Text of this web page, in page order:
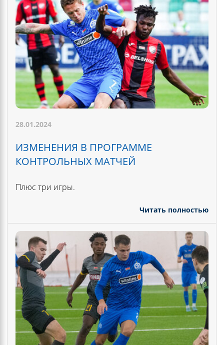
28.01.2024
ИЗМЕНЕНИЯ В ПРОГРАММЕ
КОНТРОЛЬНЫХ МАТЧЕЙ
Плюс три игры.
Читать полностью